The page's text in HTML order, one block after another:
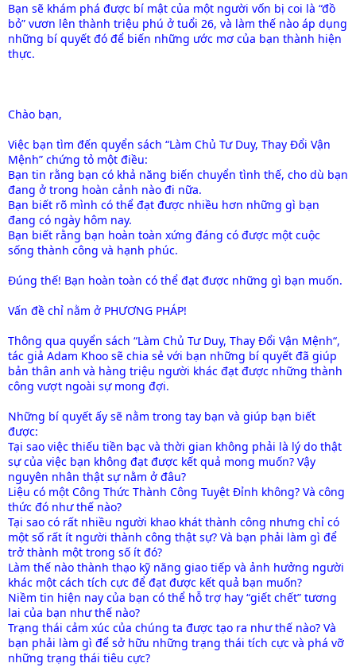
Bạn sẽ khám phá được bí mật của một người vốn bị coi là “đồ
bỏ” vươn lên thành triệu phú ở tuổi 26, và làm thế nào áp dụng
những bí quyết đó để biến những ước mơ của bạn thành hiện
thực.
Chào bạn,
Việc bạn tìm đến quyển sách “Làm Chủ Tư Duy, Thay Đổi Vận
Mệnh” chứng tỏ một điều:
Bạn tin rằng bạn có khả năng biến chuyển tình thế, cho dù bạn
đang ở trong hoàn cảnh nào đi nữa.
Bạn biết rõ mình có thể đạt được nhiều hơn những gì bạn
đang có ngày hôm nay.
Bạn biết rằng bạn hoàn toàn xứng đáng có được một cuộc
sống thành công và hạnh phúc.
Đúng thế! Bạn hoàn toàn có thể đạt được những gì bạn muốn.
Vấn đề chỉ nằm ở PHƯƠNG PHÁP!
Thông qua quyển sách “Làm Chủ Tư Duy, Thay Đổi Vận Mệnh“,
tác giả Adam Khoo sẽ chia sẻ với bạn những bí quyết đã giúp
bản thân anh và hàng triệu người khác đạt được những thành
công vượt ngoài sự mong đợi.
Những bí quyết ấy sẽ nằm trong tay bạn và giúp bạn biết
được:
Tại sao việc thiếu tiền bạc và thời gian không phải là lý do thật
sự của việc bạn không đạt được kết quả mong muốn? Vậy
nguyên nhân thật sự nằm ở đâu?
Liệu có một Công Thức Thành Công Tuyệt Đỉnh không? Và công
thức đó như thế nào?
Tại sao có rất nhiều người khao khát thành công nhưng chỉ có
một số rất ít người thành công thật sự? Và bạn phải làm gì để
trở thành một trong số ít đó?
Làm thế nào thành thạo kỹ năng giao tiếp và ảnh hưởng người
khác một cách tích cực để đạt được kết quả bạn muốn?
Niềm tin hiện nay của bạn có thể hỗ trợ hay “giết chết” tương
lai của bạn như thế nào?
Trạng thái cảm xúc của chúng ta được tạo ra như thế nào? Và
bạn phải làm gì để sở hữu những trạng thái tích cực và phá vỡ
những trạng thái tiêu cực?